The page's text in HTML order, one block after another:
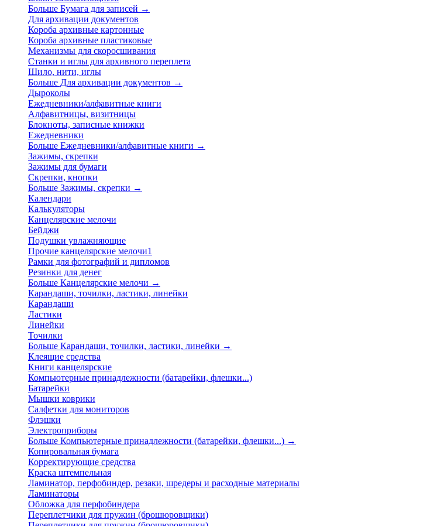
Больше Бумага для записей →
Для архивации документов
Короба архивные картонные
Короба архивные пластиковые
Механизмы для скоросшивания
Станки и иглы для архивного переплета
Шило, нити, иглы
Больше Для архивации документов →
Дыроколы
Ежедневники/алфавитные книги
Алфавитницы, визитницы
Блокноты, записные книжки
Ежедневники
Больше Ежедневники/алфавитные книги →
Зажимы, скрепки
Зажимы для бумаги
Скрепки, кнопки
Больше Зажимы, скрепки →
Календари
Калькуляторы
Канцелярские мелочи
Бейджи
Подушки увлажняющие
Прочие канцелярские мелочи1
Рамки для фотографий и дипломов
Резинки для денег
Больше Канцелярские мелочи →
Карандаши, точилки, ластики, линейки
Карандаши
Ластики
Линейки
Точилки
Больше Карандаши, точилки, ластики, линейки →
Клеящие средства
Книги канцелярские
Компьютерные принадлежности (батарейки, флешки...)
Батарейки
Мышки коврики
Салфетки для мониторов
Флэшки
Электроприборы
Больше Компьютерные принадлежности (батарейки, флешки...) →
Копировальная бумага
Корректирующие средства
Краска штемпельная
Ламинатор, перфобиндер, резаки, шредеры и расходные материалы
Ламинаторы
Обложка для перфобиндера
Переплетчики для пружин (брошюровщики)